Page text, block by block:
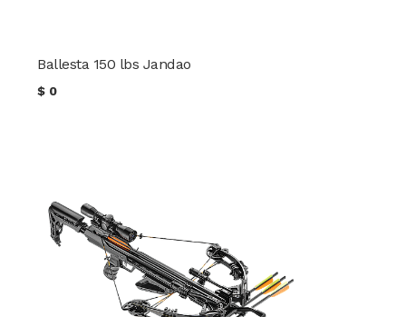
Ballesta 150 lbs Jandao
$ 0